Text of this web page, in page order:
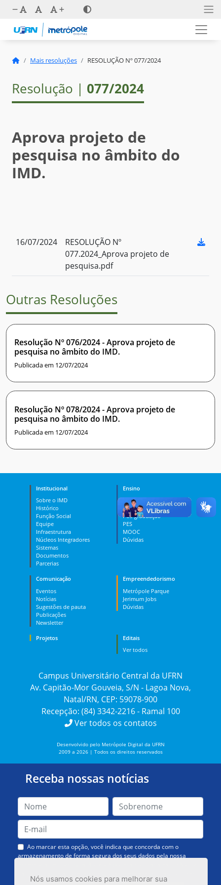
Nós usamos cookies para melhorar sua
Mais resoluções RESOLUÇÃO Nº 077/2024
Resolução | 077/2024
Aprova projeto de
pesquisa no âmbito do
IMD.
16/07/2024
RESOLUÇÃO Nº
077.2024_Aprova projeto de
pesquisa.pdf
Outras Resoluções
Resolução Nº 076/2024 - Aprova projeto de
pesquisa no âmbito do IMD.
Publicada em 12/07/2024
Resolução Nº 078/2024 - Aprova projeto de
pesquisa no âmbito do IMD.
Publicada em 12/07/2024
Institucional
Sobre o IMD
Histórico
Função Social
Equipe
Infraestrutura
Núcleos Integradores
Sistemas
Documentos
Parcerias
Ensino
Curso Técnico
Graduação
Pós-graduação
PES
MOOC
Dúvidas
Comunicação
Eventos
Notícias
Sugestões de pauta
Publicações
Newsletter
Empreendedorismo
Metrópole Parque
Jerimum Jobs
Dúvidas
Projetos
Editais
Ver todos
Campus Universitário Central da UFRN
Av. Capitão-Mor Gouveia, S/N - Lagoa Nova,
Natal/RN, CEP: 59078-900
Recepção: (84) 3342-2216 - Ramal 100
Ver todos os contatos
Desenvolvido pelo Metrópole Digital da UFRN
2009 a 2026 | Todos os direitos reservados
Receba nossas notícias
Ao marcar esta opção, você indica que concorda com o
armazenamento de forma segura dos seus dados pela nossa